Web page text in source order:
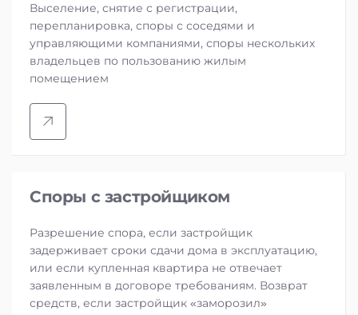
Выселение, снятие с регистрации,
перепланировка, споры с соседями и
управляющими компаниями, споры нескольких
владельцев по пользованию жилым
помещением
Споры с застройщиком
Разрешение спора, если застройщик
задерживает сроки сдачи дома в эксплуатацию,
или если купленная квартира не отвечает
заявленным в договоре требованиям. Возврат
средств, если застройщик «заморозил»